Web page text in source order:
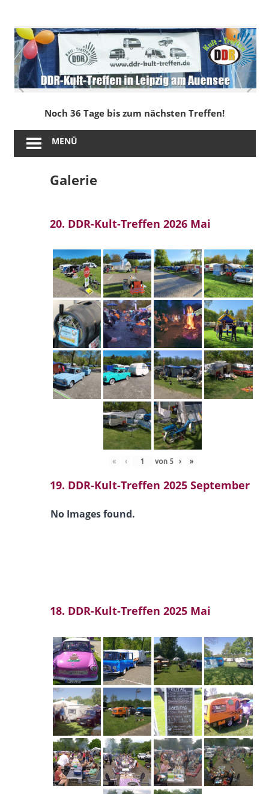
springen
DDR-
Kult-
Treffen
in
Leipzig
am
Noch 36 Tage bis zum nächsten Treffen!
MENÜ
Galerie
20. DDR-Kult-Treffen 2026 Mai
« ‹ von 5 › »
19. DDR-Kult-Treffen 2025 September
No Images found.
18. DDR-Kult-Treffen 2025 Mai